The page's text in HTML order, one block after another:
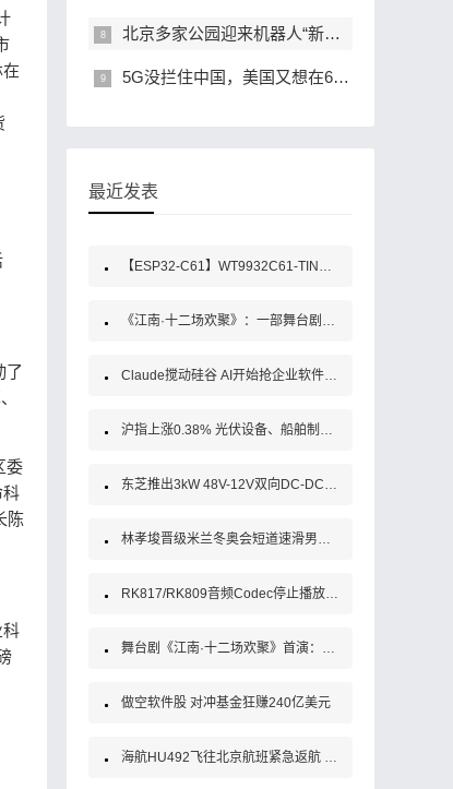
了
委
科
陈
科
北京多家公园迎来机器人“新员工”
5G没拦住中国，美国又想在6G上使绊｜真相
最近发表
【ESP32-C61】WT9932C61-TINY开发板规格书
《江南·十二场欢聚》：一部舞台剧的“戏剧振兴”实践
Claude搅动硅谷 AI开始抢企业软件饭碗了？
沪指上涨0.38% 光伏设备、船舶制造领涨 贵金属板块持续重挫
东芝推出3kW 48V-12V双向DC-DC转换器参考设计
林孝埈晋级米兰冬奥会短道速滑男子1000米四分之一决赛
RK817/RK809音频Codec停止播放杂音问题：内核驱动修复与技术解析
舞台剧《江南·十二场欢聚》首演：当名士气节遇见女性力量
做空软件股 对冲基金狂赚240亿美元
海航HU492飞往北京航班紧急返航 有乘客拍到飞机空中放油、挡风玻璃破裂 机型为波音787！